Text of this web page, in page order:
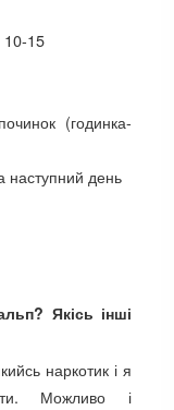
10-15
(годинка-
наступний день
Якісь інші
наркотик і я
Можливо і